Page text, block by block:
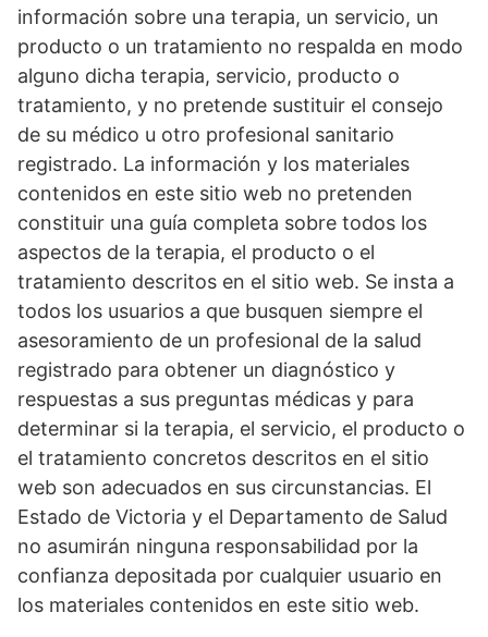
información sobre una terapia, un servicio, un
producto o un tratamiento no respalda en modo
alguno dicha terapia, servicio, producto o
tratamiento, y no pretende sustituir el consejo
de su médico u otro profesional sanitario
registrado. La información y los materiales
contenidos en este sitio web no pretenden
constituir una guía completa sobre todos los
aspectos de la terapia, el producto o el
tratamiento descritos en el sitio web. Se insta a
todos los usuarios a que busquen siempre el
asesoramiento de un profesional de la salud
registrado para obtener un diagnóstico y
respuestas a sus preguntas médicas y para
determinar si la terapia, el servicio, el producto o
el tratamiento concretos descritos en el sitio
web son adecuados en sus circunstancias. El
Estado de Victoria y el Departamento de Salud
no asumirán ninguna responsabilidad por la
confianza depositada por cualquier usuario en
los materiales contenidos en este sitio web.